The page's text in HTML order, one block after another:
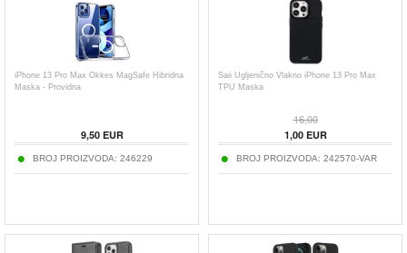
iPhone 13 Pro Max Okkes MagSafe Hibridna
Maska - Providna
9,50EUR
BROJ PROIZVODA: 246229
Saii Ugljenično Vlakno iPhone 13 Pro Max
TPU Maska
16,00
1,00EUR
BROJ PROIZVODA: 242570-VAR